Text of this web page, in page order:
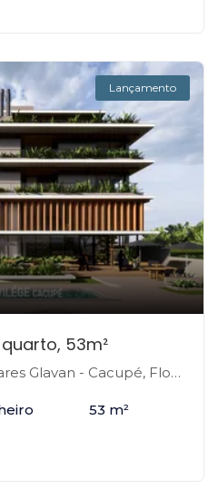
Lançamento
53m²
- Cacupé, Florianópolis-SC
53 m²